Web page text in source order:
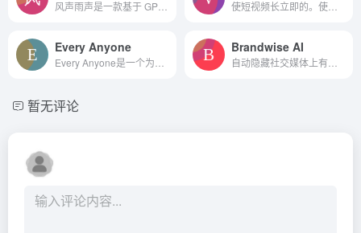
Every Anyone Brandwise AI
暂无评论